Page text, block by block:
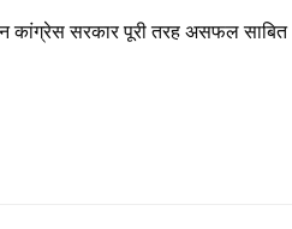
कांग्रेस सरकार पूरी तरह असफल साबित